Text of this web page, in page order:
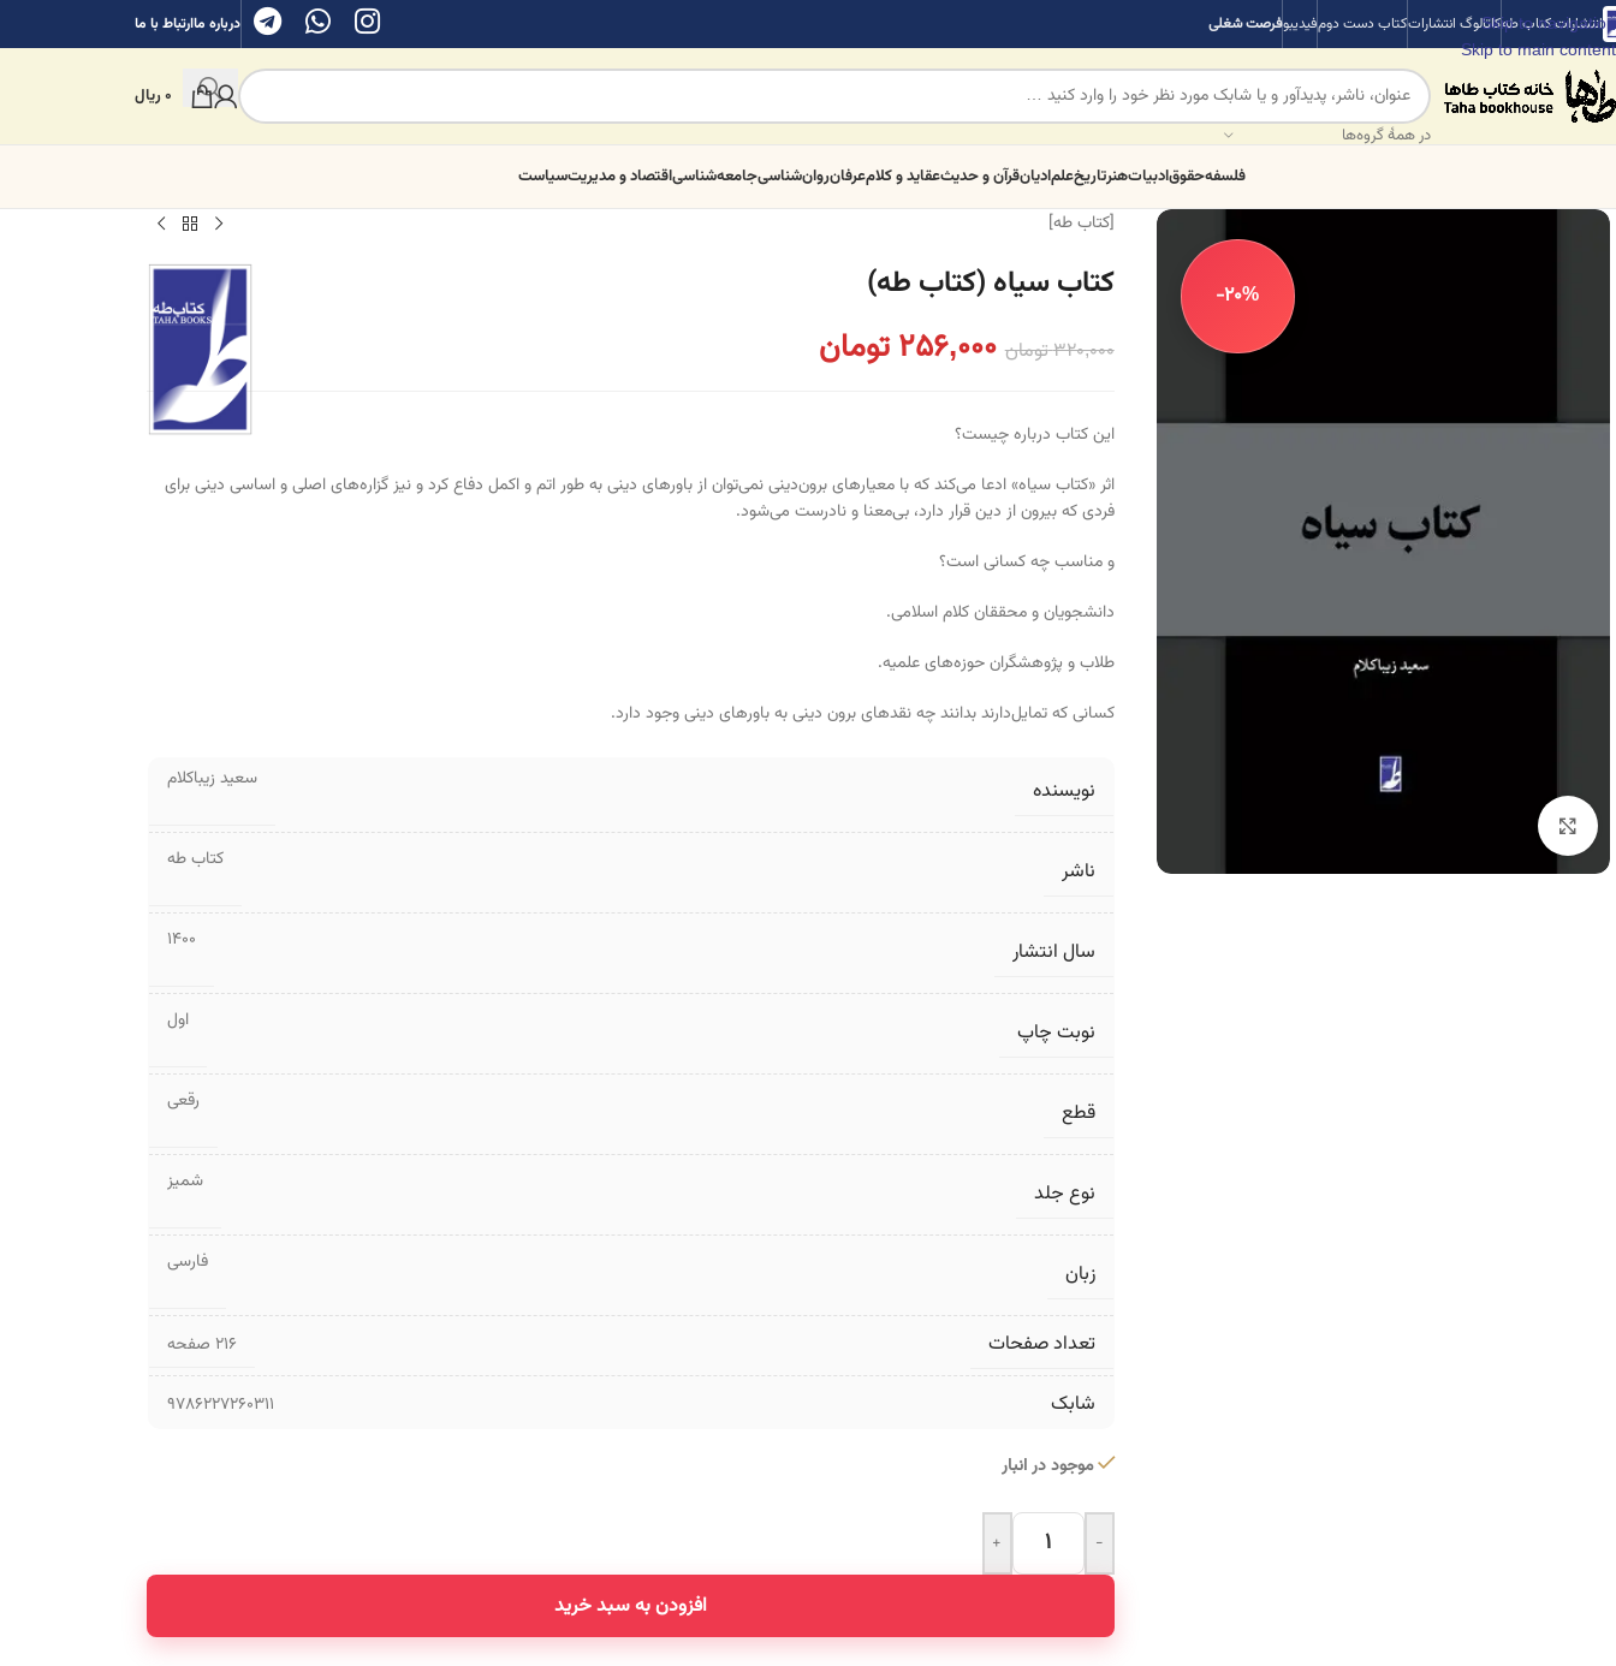
Skip to navigation
Skip to main content
انتشارات کتاب طهکاتالوگ انتشاراتکتاب دست دومفیدیبوفرصت شغلی درباره ماارتباط با ما
در همهٔ گروه‌ها
0ریال
فلسفهحقوقادبیاتهنرتاریخعلمادیانقرآن و حدیثعقاید و کلامعرفانروان‌شناسیجامعه‌شناسیاقتصاد و مدیریتسیاست
-20%
[کتاب طه]
کتاب سیاه (کتاب طه)
320,000تومان 256,000 تومان
این کتاب درباره چیست؟
اثر «کتاب سیاه» ادعا می‌کند که با معیارهای برون‌دینی نمی‌توان از باورهای دینی به طور اتم و اکمل دفاع کرد و نیز گزاره‌های اصلی و اساسی دینی برای
فردی که بیرون از دین قرار دارد، بی‌معنا و نادرست می‌شود.
و مناسب چه کسانی است؟
دانشجویان و محققان کلام اسلامی.
طلاب و پژوهشگران حوزه‌های علمیه.
کسانی که تمایل‌دارند بدانند چه نقدهای برون دینی به باورهای دینی وجود دارد.
نویسنده سعید زیباکلام
ناشر کتاب طه
سال انتشار 1400
نوبت چاپ اول
قطع رقعی
نوع جلد شمیز
زبان فارسی
تعداد صفحات ۲۱۶ صفحه
شابک 9786227260311
موجود در انبار
-
+
افزودن به سبد خرید
Alternative: